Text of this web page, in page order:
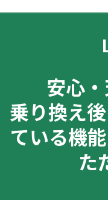
安心
乗り換え
ている機
た